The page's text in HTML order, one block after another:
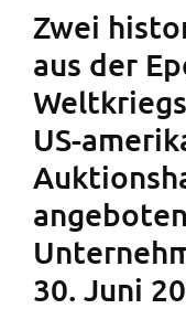
Zwei
aus der
US-
30. Juni